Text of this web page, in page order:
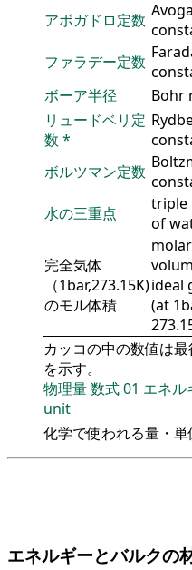
アボガドロ定数
ファラデー定数
ボーア半径
Bohr
リュードベリ定
数 *
ボルツマン定数
水の三重点
triple
of
完全気体
（1bar,273.15K)
のモル体積
molar
ideal
(at
カッコの中の数値は
を示す。
物理量数式01 エネル
unit
化学で使われる量・
エネルギーとバルクの